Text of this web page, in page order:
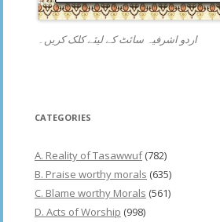
اردو اشرفیہ سائٹ کے لیئے کلک کریں۔
CATEGORIES
A. Reality of Tasawwuf(782)
B. Praise worthy morals (635)
C. Blame worthy Morals (561)
D. Acts of Worship (998)